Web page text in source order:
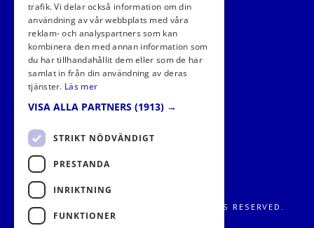
FÖLJ OSS I SOCIALA MEDIER
FRITIDS METROPOLEN AB 2026. ALL RIGHTS RESERVED.
trafik. Vi delar också information om din
användning av vår webbplats med våra
reklam- och analyspartners som kan
kombinera den med annan information som
du har tillhandahållit dem eller som de har
samlat in från din användning av deras
tjänster. Läs mer
VISA ALLA PARTNERS (1913) →
STRIKT NÖDVÄNDIGT
PRESTANDA
INRIKTNING
FUNKTIONER